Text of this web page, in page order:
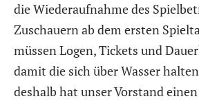
die Wiederaufnahme des
Zuschauern ab dem ersten
müssen Logen, Tickets und
damit die sich über Wasser
deshalb hat unser Vorstand